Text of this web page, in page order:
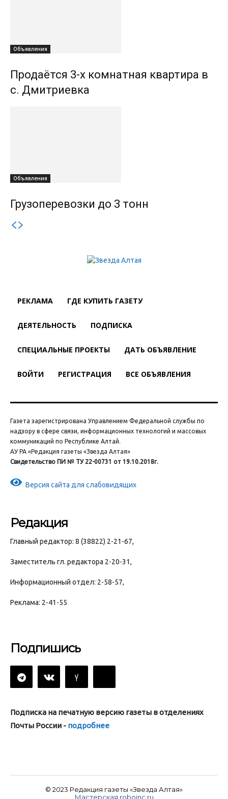
Объявления
Продаётся 3-х комнатная квартира в
с. Дмитриевка
Объявления
Грузоперевозки до 3 тонн
РЕКЛАМА ГДЕ КУПИТЬ ГАЗЕТУ
ДЕЯТЕЛЬНОСТЬ ПОДПИСКА
СПЕЦИАЛЬНЫЕ ПРОЕКТЫ ДАТЬ ОБЪЯВЛЕНИЕ
ВОЙТИ РЕГИСТРАЦИЯ ВСЕ ОБЪЯВЛЕНИЯ
Газета зарегистрирована Управлением Федеральной службы по
надзору в сфере связи, информационных технологий и массовых
коммуникаций по Республике Алтай.
АУ РА «Редакция газеты «Звезда Алтая»
Свидетельство ПИ № ТУ 22-00731 от 19.10.2018г.
Версия сайта для слабовидящих
Редакция
Главный редактор: 8 (38822) 2-21-67,
Заместитель гл. редактора 2-20-31,
Информационный отдел: 2-58-57,
Реклама: 2-41-55
Подпишись
Подписка на печатную версию газеты в отделениях
Почты России - подробнее
© 2023 Редакция газеты «Звезда Алтая»
Мастерская roboinc.ru